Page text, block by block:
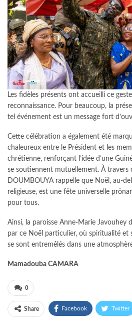
Les fidèles présents ont accueilli ce
reconnaissance. Pour beaucoup, la
tel événement est un message fort
Cette célébration a également été
chaleureux entre le Président et les
chrétienne, renforçant l’idée d’une
se soutiennent mutuellement. À travers
DOUMBOUYA rappelle que Noël, au-
religieuse, est une fête universelle
pour tous.
Ainsi, la paroisse Anne-Marie Javouhey
par ce Noël particulier, où spiritualité et
se sont entremêlés dans une
Mamadouba CAMARA
0
Share Facebook Twitter